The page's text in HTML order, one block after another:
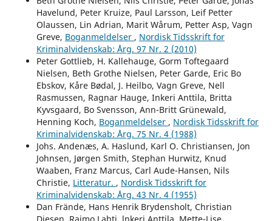
Havelund, Peter Kruize, Paul Larsson, Leif Petter
Olaussen, Lin Adrian, Marit Wårum, Petter Asp, Vagn
Greve, Boganmeldelser , Nordisk Tidsskrift for
Kriminalvidenskab: Årg. 97 Nr. 2 (2010)
Peter Gottlieb, H. Kallehauge, Gorm Toftegaard
Nielsen, Beth Grothe Nielsen, Peter Garde, Eric Bo
Ebskov, Kåre Bødal, J. Heilbo, Vagn Greve, Nell
Rasmussen, Ragnar Hauge, Inkeri Anttila, Britta
Kyvsgaard, Bo Svensson, Ann-Britt Grünewald,
Henning Koch, Boganmeldelser , Nordisk Tidsskrift for
Kriminalvidenskab: Årg. 75 Nr. 4 (1988)
Johs. Andenæs, A. Haslund, Karl O. Christiansen, Jon
Johnsen, Jørgen Smith, Stephan Hurwitz, Knud
Waaben, Franz Marcus, Carl Aude-Hansen, Nils
Christie, Litteratur. , Nordisk Tidsskrift for
Kriminalvidenskab: Årg. 43 Nr. 4 (1955)
Dan Frände, Hans Henrik Brydensholt, Christian
Diesen, Raimo Lahti, lnkeri Anttila, Mette-Lise